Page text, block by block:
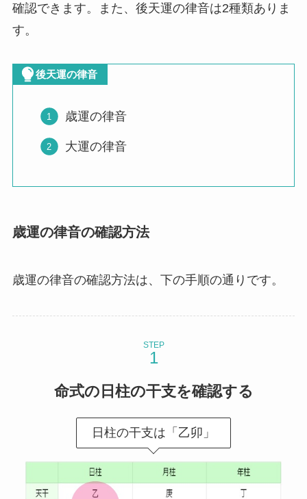
確認できます。また、後天運の律音は2種類ありま
す。
後天運の律音
歳運の律音
大運の律音
歳運の律音の確認方法
歳運の律音の確認方法は、下の手順の通りです。
STEP
命式の 日柱の干支を確認する
日柱の干支は「乙卯」